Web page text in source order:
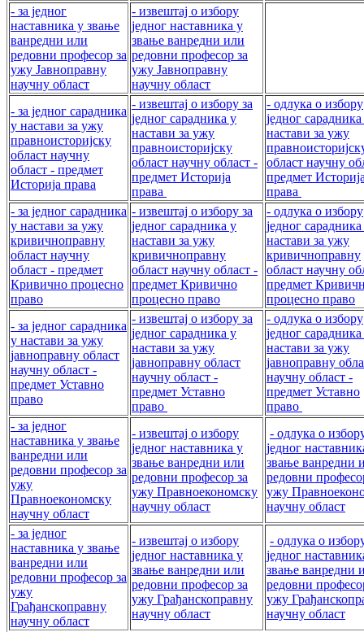
- за једног
наставника у звање
ванредни или
редовни професор за
ужу Јавноправну
научну област
- извештај о избору
једног наставника у
звање ванредни или
редовни професор за
ужу Јавноправну
научну област
- за једног сарадника
у настави за ужу
правноисторијску
област научну
област - предмет
Историја права
- извештај о избору за
једног сарадника у
настави за ужу
правноисторијску
област научну област -
предмет Историја
права
- одлука о избору
једног
настави за ужу
област научну
предмет
права
- за једног сарадника
у настави за ужу
кривичноправну
област научну
област - предмет
Кривично процесно
право
- извештај о избору за
једног сарадника у
настави за ужу
кривичноправну
област научну област -
предмет Кривично
процесно право
- одлука о избору
једног
настави за ужу
кривичноправну
област научну
предмет
процесно право
- за једног сарадника
у настави за ужу
јавноправну област
научну област -
предмет Уставно
право
- извештај о избору за
једног сарадника у
настави за ужу
јавноправну област
научну област -
предмет Уставно
право
- одлука о избору
једног
настави за ужу
јавноправну
научну област -
предмет Уставно
право
- за једног
наставника у звање
ванредни или
редовни професор за
ужу
Правноекономску
научну област
- извештај о избору
једног наставника у
звање ванредни или
редовни професор за
ужу Правноекономску
научну област
- одлука о
једног
звање ванредни
редовни
ужу
научну област
- за једног
наставника у звање
ванредни или
редовни професор за
ужу
Грађанскоправну
научну област
- извештај о избору
једног наставника у
звање ванредни или
редовни професор за
ужу Грађанскоправну
научну област
- одлука о
једног
звање ванредни
редовни
ужу
научну област